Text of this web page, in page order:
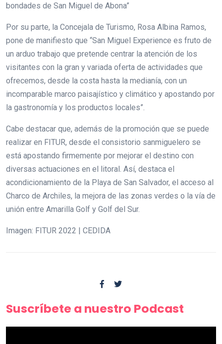
bondades de San Miguel de Abona”
Por su parte, la Concejala de Turismo, Rosa Albina Ramos,
pone de manifiesto que “San Miguel Experience es fruto de
un arduo trabajo que pretende centrar la atención de los
visitantes con la gran y variada oferta de actividades que
ofrecemos, desde la costa hasta la medianía, con un
incomparable marco paisajístico y climático y apostando por
la gastronomía y los productos locales”.
Cabe destacar que, además de la promoción que se puede
realizar en FITUR, desde el consistorio sanmiguelero se
está apostando firmemente por mejorar el destino con
diversas actuaciones en el litoral. Así, destaca el
acondicionamiento de la Playa de San Salvador, el acceso al
Charco de Archiles, la mejora de las zonas verdes o la vía de
unión entre Amarilla Golf y Golf del Sur.
Imagen: FITUR 2022 | CEDIDA
Suscríbete a nuestro Podcast